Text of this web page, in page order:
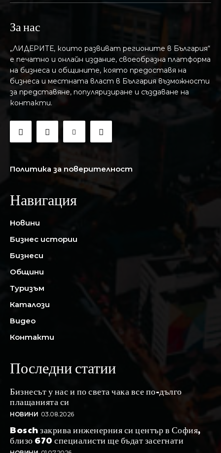
За нас
„ЛИДЕРИТЕ, които развиват регионите в България“
е печатно и онлайн издание, своеобразна платформа
на бизнеса и общините, която предоставя на
бизнесa и местната власт в България възможности
за представяне, популяризиране и създаване на
контакти.
Политика за поверителност
Навигация
Новини
Бизнес истории
Бизнеси
Общини
Туризъм
Каталози
Видео
Контакти
Последни статии
Бизнесът у нас и по света чака все по-дълго
плащанията си
НОВИНИ 03.08.2026
Bosch закрива инженерния си център в София,
близо 670 специалисти ще бъдат засегнати